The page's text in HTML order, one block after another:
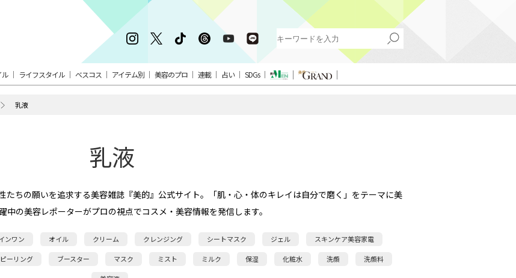
ル ライフスタイル ベスコス アイテム別 美容のプロ 連載 占い SDGs
乳液
乳液
たちの願いを追求する美容雑誌『美的』公式サイト。「肌・心・体のキレイは自分で磨く」をテーマに美
中の美容レポーターがプロの視点でコスメ・美容情報を発信します。
ンワン オイル クリーム クレンジング シートマスク ジェル スキンケア美容家電
ピーリング ブースター マスク ミスト ミルク 保湿 化粧水 洗顔 洗顔料